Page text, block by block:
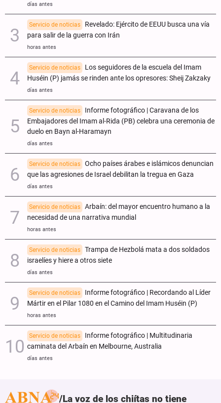
días antes
Servicio de noticias
Revelado: Ejército de EEUU busca una vía
para salir de la guerra con Irán
horas antes
Servicio de noticias
Los seguidores de la escuela del Imam
Huséin (P) jamás se rinden ante los opresores: Sheij Zakzaky
días antes
Servicio de noticias
Informe fotográfico | Caravana de los
Embajadores del Imam al-Rida (PB) celebra una ceremonia de
duelo en Bayn al-Haramayn
días antes
Servicio de noticias
Ocho países árabes e islámicos denuncian
que las agresiones de Israel debilitan la tregua en Gaza
días antes
Servicio de noticias
Arbaín: del mayor encuentro humano a la
necesidad de una narrativa mundial
horas antes
Servicio de noticias
Trampa de Hezbolá mata a dos soldados
israelíes y hiere a otros siete
días antes
Servicio de noticias
Informe fotográfico | Recordando al Líder
Mártir en el Pilar 1080 en el Camino del Imam Huséin (P)
horas antes
Servicio de noticias
Informe fotográfico | Multitudinaria
caminata del Arbaín en Melbourne, Australia
días antes
La voz de los chiítas no tiene